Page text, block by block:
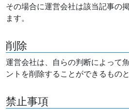
その場合に運営会社は該当記事の
ます。
削除
運営会社は、自らの判断によって
ントを削除することができるものと
禁止事項